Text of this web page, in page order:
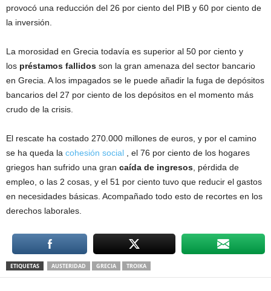
provocó una reducción del 26 por ciento del PIB y 60 por ciento de
la inversión.
La morosidad en Grecia todavía es superior al 50 por ciento y
los préstamos fallidos son la gran amenaza del sector bancario
en Grecia. A los impagados se le puede añadir la fuga de depósitos
bancarios del 27 por ciento de los depósitos en el momento más
crudo de la crisis.
El rescate ha costado 270.000 millones de euros, y por el camino
se ha queda la cohesión social , el 76 por ciento de los hogares
griegos han sufrido una gran caída de ingresos, pérdida de
empleo, o las 2 cosas, y el 51 por ciento tuvo que reducir el gastos
en necesidades básicas. Acompañado todo esto de recortes en los
derechos laborales.
ETIQUETAS AUSTERIDAD GRECIA TROIKA